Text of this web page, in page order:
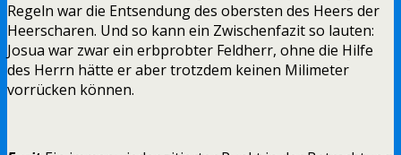
Regeln war die Entsendung des obersten des Heers der
Heerscharen. Und so kann ein Zwischenfazit so lauten:
Josua war zwar ein erbprobter Feldherr, ohne die Hilfe
des Herrn hätte er aber trotzdem keinen Milimeter
vorrücken können.